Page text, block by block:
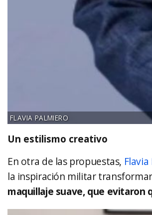
FLAVIA PALMIERO
Un estilismo creativo
En otra de las propuestas,
la inspiración militar
maquillaje suave, que evitaron